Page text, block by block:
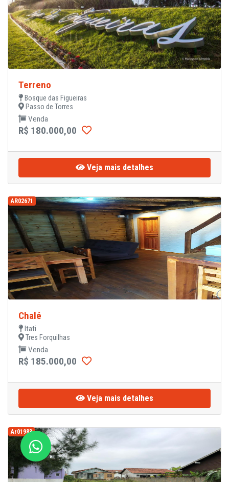
Terreno
Bosque das Figueiras
Passo de Torres
Venda
R$ 180.000,00
Veja mais detalhes
AR02671
Chalé
Itati
Tres Forquilhas
Venda
R$ 185.000,00
Veja mais detalhes
Ar01983